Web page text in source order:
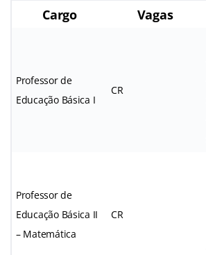
Cargo Vagas
Professor de
Educação Básica I
CR
Professor de
Educação Básica II
– Matemática
CR